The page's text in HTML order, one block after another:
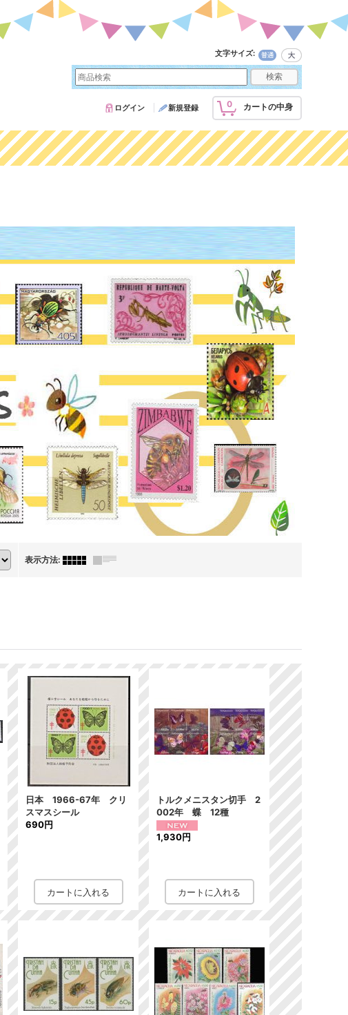
文字サイズ:
0 カートの中身
ログイン 新規登録
表示方法:
日本 1966-67年 クリ
スマスシール
690円
トルクメニスタン切手 2
002年 蝶 12種
1,930円